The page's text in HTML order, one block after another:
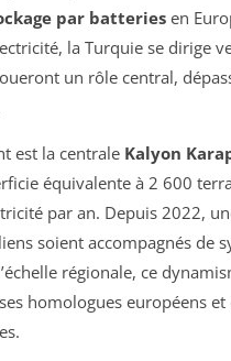
par batteries en
la Turquie se dirige
un rôle central,
est la centrale Kalyon
équivalente à 2 600
par an. Depuis 2022,
soient accompagnés de
régionale, ce
homologues européens